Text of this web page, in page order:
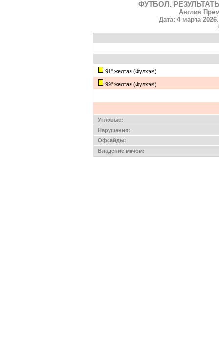
ФУТБОЛ.
Англия
Дата: 4 марта
91'' желтая (Фулхэм)
99'' желтая (Фулхэм)
Угловые:
Нарушения:
Офсайды:
Владение мячом: